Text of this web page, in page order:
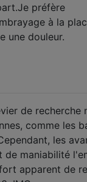
préfère
à la
une douleur.
de recherche
comme les
les
de maniabilité
apparent de